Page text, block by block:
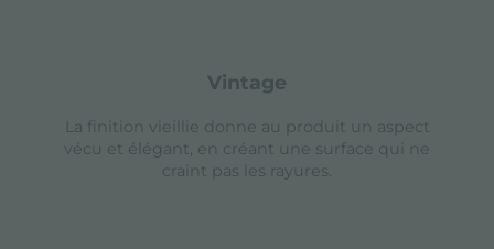
vintage
La finition vieillie donne au produit un aspect
vécu et élégant, en créant une surface qui ne
craint pas les rayures.